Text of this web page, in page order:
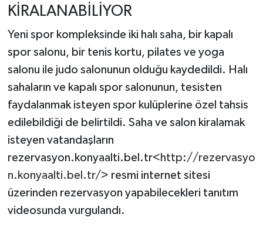
KİRALANABİLİYOR
Yeni spor kompleksinde iki halı saha, bir kapalı
spor salonu, bir tenis kortu, pilates ve yoga
salonu ile judo salonunun olduğu kaydedildi. Halı
sahaların ve kapalı spor salonunun, tesisten
faydalanmak isteyen spor kulüplerine özel tahsis
edilebildiği de belirtildi. Saha ve salon kiralamak
isteyen vatandaşların
rezervasyon.konyaalti.bel.tr< http://rezervasyo
n.konyaalti.bel.tr/> resmi internet sitesi
üzerinden rezervasyon yapabilecekleri tanıtım
videosunda vurgulandı.